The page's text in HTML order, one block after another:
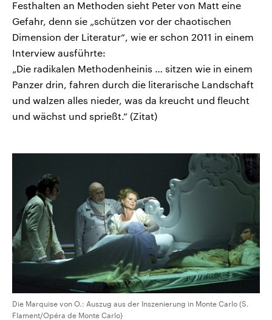
Festhalten an Methoden sieht Peter von Matt eine
Gefahr, denn sie „schützen vor der chaotischen
Dimension der Literatur“, wie er schon 2011 in einem
Interview ausführte:
„Die radikalen Methodenheinis … sitzen wie in einem
Panzer drin, fahren durch die literarische Landschaft
und walzen alles nieder, was da kreucht und fleucht
und wächst und sprießt.“ (Zitat)
Die Marquise von O.: Auszug aus der Inszenierung in Monte Carlo (S.
Flament/Opéra de Monte Carlo)